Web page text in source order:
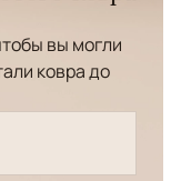
вы могли
ковра до